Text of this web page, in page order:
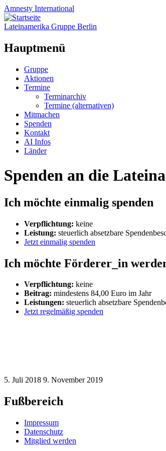
Amnesty International
Lateinamerika Gruppe Berlin
Hauptmenü
Zum
Inhalt
springen
Gruppe
Aktionen
Termine
Terminarchiv
Termine (alternativen)
Mitmachen
Spenden
Kontakt
AI Infos
Länder
Spenden an die
Ich möchte einmalig spenden
Verpflichtung: keine
Leistung: steuerlich absetzbare
Jetzt einmalig spenden
Ich möchte Förderer_in
Verpflichtung: keine
Beitrag: mindestens 84,00 Euro im Jahr
Leistungen: steuerlich absetzbare
Jetzt regelmäßig spenden
5. Juli 2018 9. November 2019
Fußbereich
Impressum
Datenschutz
Mitglied werden